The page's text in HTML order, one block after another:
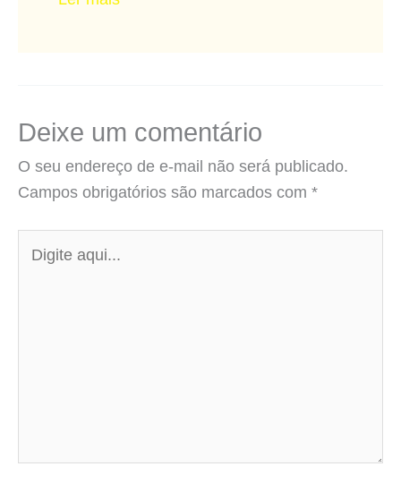
Deixe um comentário
O seu endereço de e-mail não será publicado.
Campos obrigatórios são marcados com *
aqui...